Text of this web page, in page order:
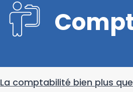
La comptabilité bien plus